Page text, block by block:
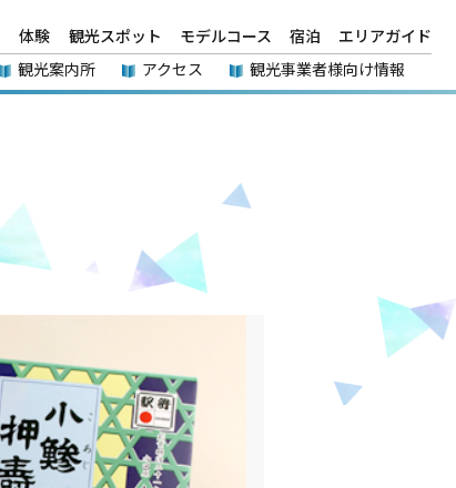
体験 観光スポット モデルコース 宿泊
エリアガイド
観光案内所 アクセス 観光事業者様向け情報